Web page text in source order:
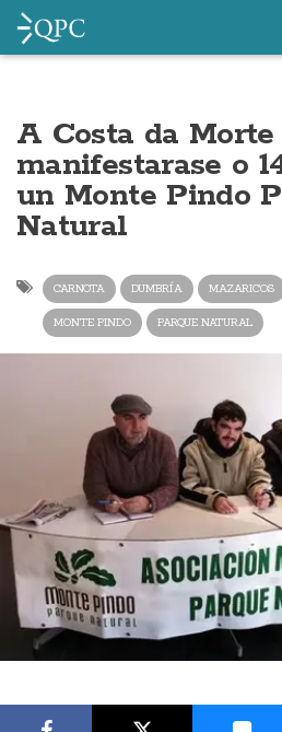
A Costa da Morte
manifestarase o
un Monte Pindo
Natural
CARNOTA DUMBRÍA MAZARICOS
MONTE PINDO PARQUE NATURAL